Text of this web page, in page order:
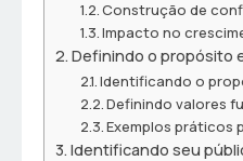
Construção de
Impacto no
Definindo o propósito
Identificando o
Definindo valores
Exemplos práticos
Identificando seu